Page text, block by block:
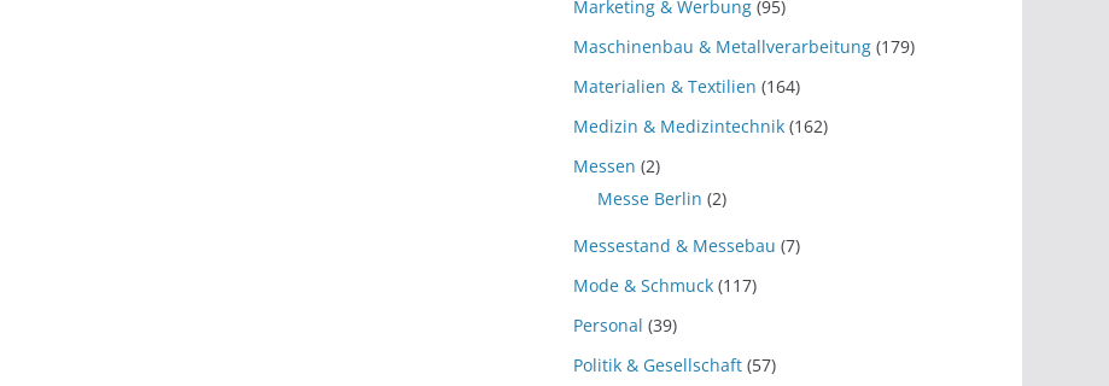
Marketing & Werbung (95)
Maschinenbau & Metallverarbeitung (179)
Materialien & Textilien (164)
Medizin & Medizintechnik (162)
Messen (2)
Messe Berlin (2)
Messestand & Messebau (7)
Mode & Schmuck (117)
Personal (39)
Politik & Gesellschaft (57)